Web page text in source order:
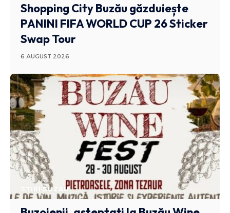
Shopping City Buzău găzduiește
PANINI FIFA WORLD CUP 26 Sticker
Swap Tour
6 AUGUST 2026
STIRI BUZAU